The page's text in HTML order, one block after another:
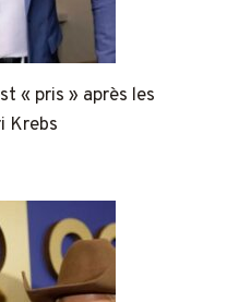
« pris » après les
Krebs